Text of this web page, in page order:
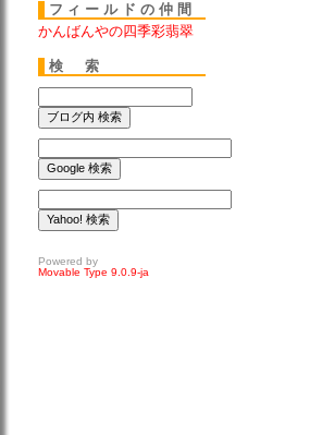
フィールドの仲間
かんばんやの四季彩翡翠
検 索
Powered by
Movable Type 9.0.9-ja